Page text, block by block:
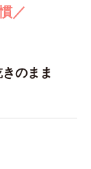
／
のまま